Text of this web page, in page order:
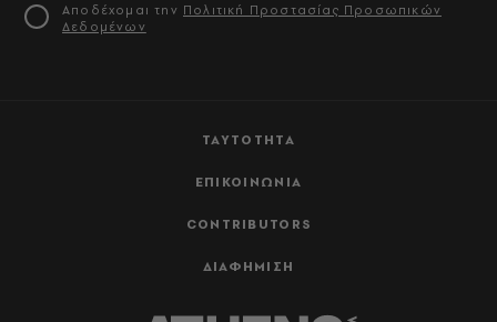
ΤΑΥΤΟΤΗΤΑ
ΕΠΙΚΟΙΝΩΝΙΑ
CONTRIBUTORS
ΔΙΑΦΗΜΙΣΗ
Αποδέχομαι την Πολιτική Προστασίας Προσωπικών
Δεδομένων